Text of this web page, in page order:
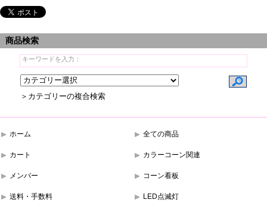
商品検索
＞カテゴリーの複合検索
ホーム
カート
メンバー
送料・手数料
全ての商品
カラーコーン関連
コーン看板
LED点滅灯